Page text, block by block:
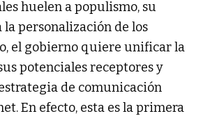
huelen a populismo, su
personalización de los
el gobierno quiere unificar la
potenciales receptores y
de comunicación
En efecto, esta es la primera